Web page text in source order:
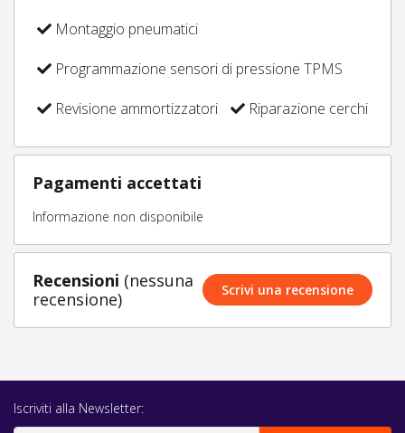
Montaggio pneumatici
Programmazione sensori di pressione TPMS
Revisione ammortizzatori
Riparazione cerchi
Pagamenti accettati
Informazione non disponibile
Recensioni (nessuna
recensione)
Scrivi una recensione
Iscriviti alla Newsletter: